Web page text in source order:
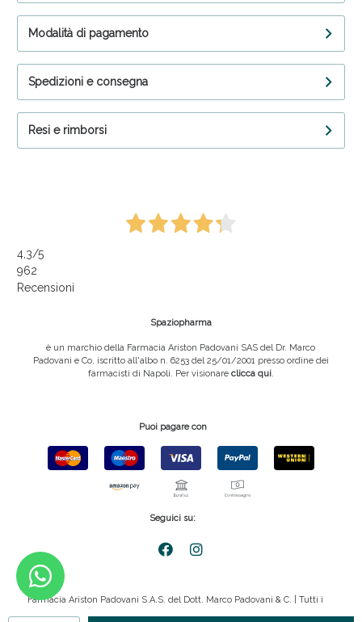
Modalità di pagamento
Spedizioni e consegna
Resi e rimborsi
4,3/5
962
Recensioni
Spaziopharma
è un marchio della Farmacia Ariston Padovani SAS del Dr. Marco
Padovani e Co, iscritto all'albo n. 6253 del 25/01/2001 presso ordine dei
farmacisti di Napoli. Per visionare clicca qui.
Puoi pagare con
Seguici su:
Farmacia Ariston Padovani S.A.S. del Dott. Marco Padovani & C. | Tutti i